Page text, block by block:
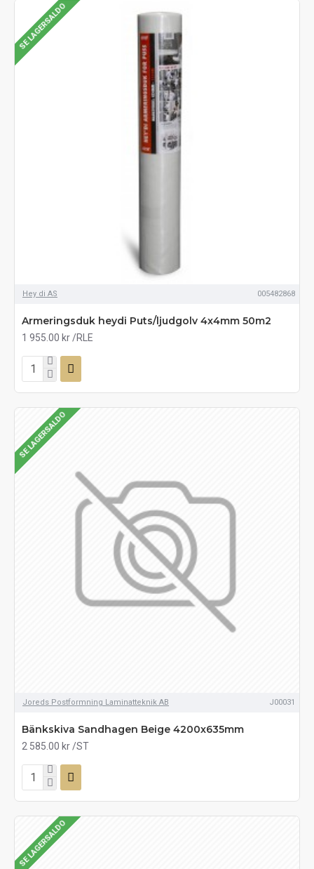
SE LAGERSALDO
Hey di AS 005482868
Armeringsduk heydi Puts/ljudgolv 4x4mm 50m2
1 955.00 kr /RLE
SE LAGERSALDO
Joreds Postformning Laminatteknik AB J00031
Bänkskiva Sandhagen Beige 4200x635mm
2 585.00 kr /ST
SE LAGERSALDO